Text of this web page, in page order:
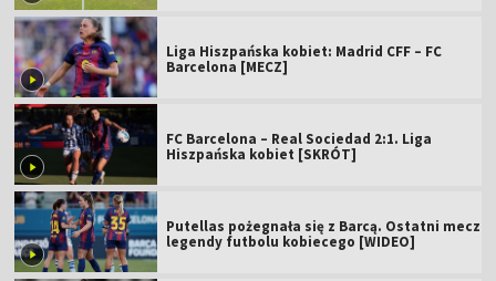
Liga Hiszpańska kobiet: Madrid CFF – FC
Barcelona [MECZ]
FC Barcelona – Real Sociedad 2:1. Liga
Hiszpańska kobiet [SKRÓT]
Putellas pożegnała się z Barcą. Ostatni mecz
legendy futbolu kobiecego [WIDEO]